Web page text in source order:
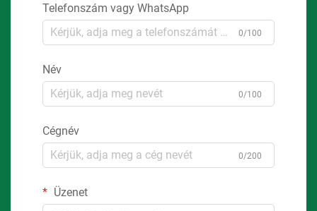
Telefonszám vagy WhatsApp
0/100
Név
0/100
Cégnév
0/200
Üzenet